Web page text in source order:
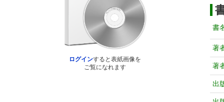
ログインすると表紙画像を
ご覧になれます
書
著
著
出